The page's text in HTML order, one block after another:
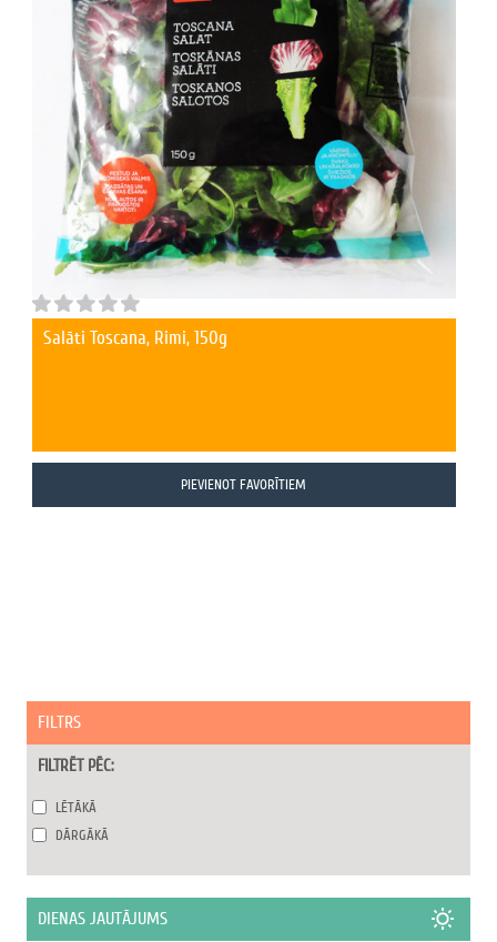
Salāti Toscana, Rimi, 150g
PIEVIENOT FAVORĪTIEM
FILTRS
FILTRĒT PĒC:
LĒTĀKĀ
DĀRGĀKĀ
DIENAS JAUTĀJUMS